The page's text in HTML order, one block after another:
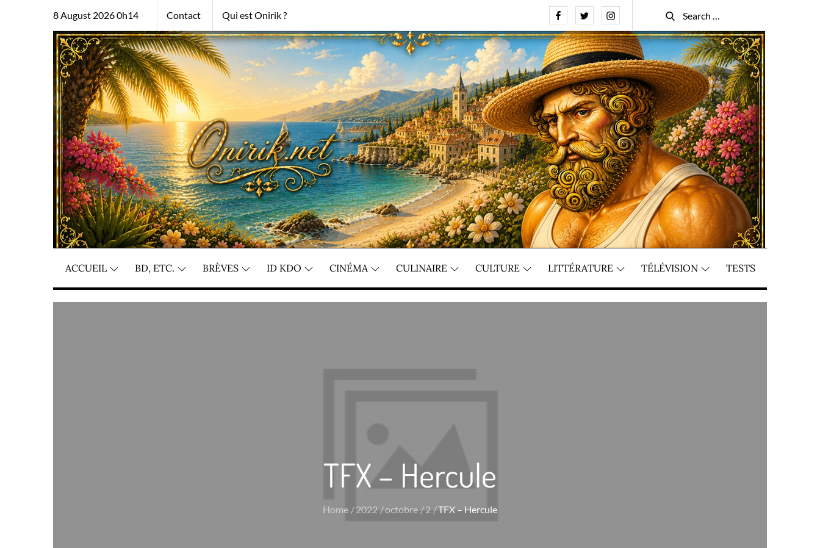
8 August 2026 0h14 Contact Qui est Onirik ? FacebookTwitterInstagram
Search
for:
Search
ACCUEIL BD, ETC. BRÈVES ID KDO CINÉMA CULINAIRE CULTURE LITTÉRATURE TÉLÉVISION TESTS
TFX – Hercule
Home 2022 octobre 2 TFX – Hercule